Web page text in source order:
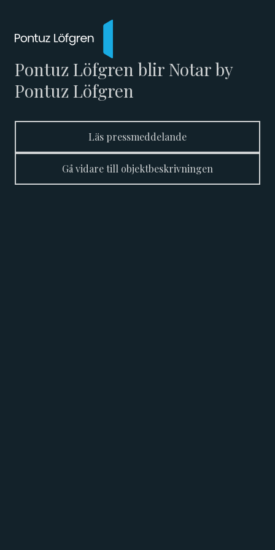
Pontuz Löfgren blir Notar by
Pontuz Löfgren
Läs pressmeddelande
Gå vidare till objektbeskrivningen